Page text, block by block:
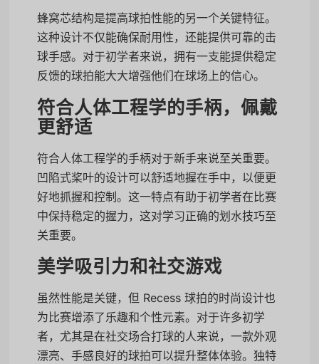
蜂窝芯结构是提高球拍性能的另一个关键特征。
这种设计不仅能确保耐用性，还能提供可靠的击
球手感。对于初学者来说，拥有一支能提供稳定
反馈的球拍能大大增强他们在球场上的信心。
符合人体工程学的手柄，佩戴
更舒适
符合人体工程学的手柄对于新手来说至关重要。
凹陷式桨叶的设计可以舒适地握在手中，以便更
好地抓握和控制。这一特点有助于初学者在比赛
中保持稳定的握力，这对学习正确的划水技巧至
关重要。
美学吸引力和社交游戏
虽然性能是关键，但 Recess 球拍的时尚设计也
为比赛增添了乐趣和个性元素。对于许多初学
者，尤其是在社交场合打球的人来说，一款外观
漂亮、手感良好的球拍可以提升整体体验。独特